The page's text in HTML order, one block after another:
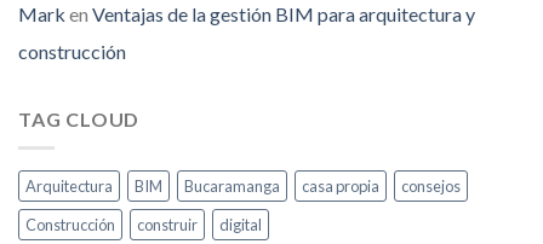
Mark en Ventajas de la gestión BIM para arquitectura y
construcción
TAG CLOUD
Arquitectura BIM Bucaramanga casa propia
consejos
Construcción
construir digital